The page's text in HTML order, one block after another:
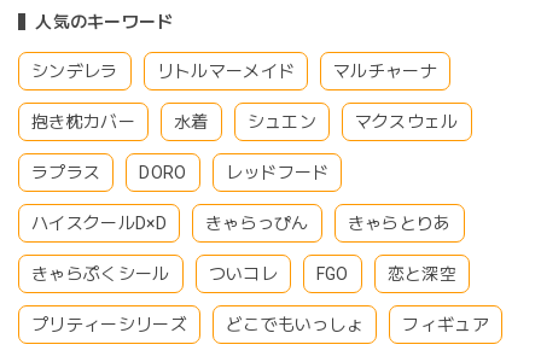
人気のキーワード
シンデレラ リトルマーメイド マルチャーナ
抱き枕カバー 水着 シュエン マクスウェル
ラプラス DORO レッドフード
ハイスクールD×D きゃらっぴん きゃらとりあ
きゃらぷくシール ついコレ FGO 恋と深空
プリティーシリーズ どこでもいっしょ フィギュア